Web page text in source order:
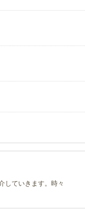
していきます。時々